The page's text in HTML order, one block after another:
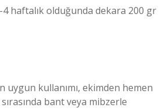
4 haftalık olduğunda dekara 200 gr
kullanımı, ekimden hemen
bant veya mibzerle